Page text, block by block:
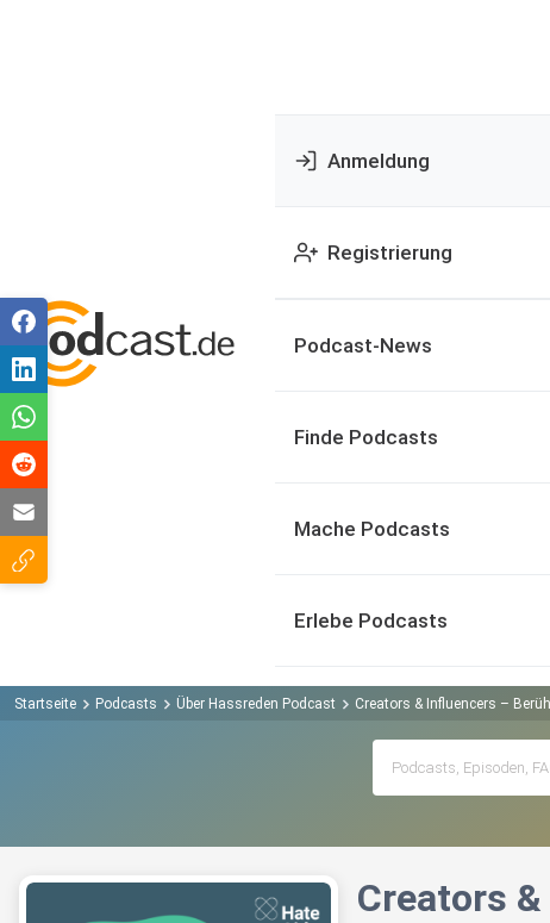
Anmeldung
Registrierung
Podcast-News
Finde Podcasts
Mache Podcasts
Erlebe Podcasts
Startseite Podcasts Über Hassreden Podcast Creators & Influencers –
Creators